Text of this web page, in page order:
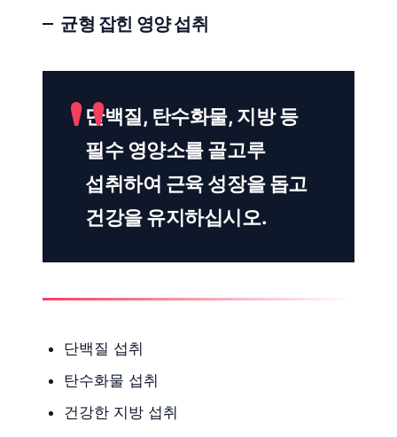
균형 잡힌 영양 섭취
단백질, 탄수화물, 지방 등
필수 영양소를 골고루
섭취하여 근육 성장을 돕고
건강을 유지하십시오.
단백질 섭취
탄수화물 섭취
건강한 지방 섭취